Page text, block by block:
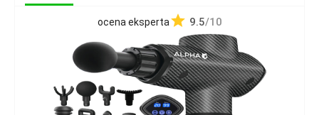
ocena eksperta 9.5/10